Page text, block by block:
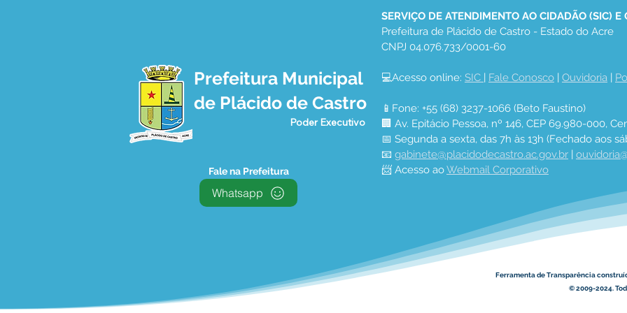
Plácido de Castro, um
verdadeiro canteiro de
Obras
APROVEITA O VERÃO E
AVANÇA NA CORREÇÃO E
DESOBSTRUÇÃO DE
BUEIROS
Prefeitura Municipal
de Plácido de Castro
Poder Executivo
Fale na Prefeitura
Whatsapp
SERVIÇO DE ATENDIMENTO AO CIDADÃO (SIC) E
Prefeitura de Plácido de Castro - Estado do Acre
CNPJ 04.076.733/0001-60
💻Acesso online: SIC Fale Conosco Ouvidoria
📱Fone: +55 (68) 3237-1066 (Beto Faustino)
🏢 Av. Epitácio Pessoa, nº 146, CEP 69.980-000,
📅 Segunda a sexta, das 7h às 13h (Fechado aos
📧 gabinete@placidodecastro.ac.gov.br
📨 Acesso ao Webmail Corporativo
Ferramenta de Transparência
© 2009-2024.